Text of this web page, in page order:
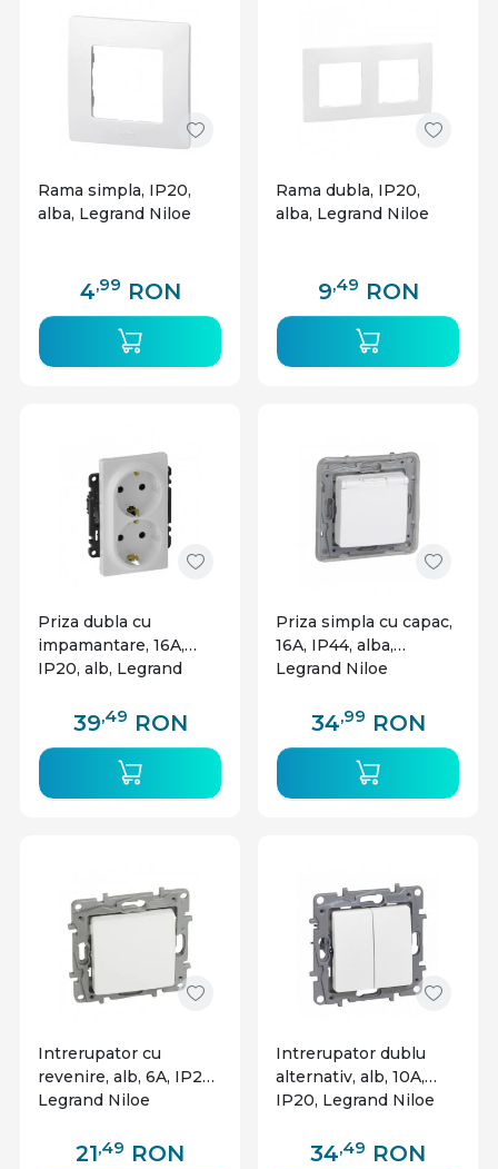
Rama simpla, IP20,
alba, Legrand Niloe
4,99 RON
Rama dubla, IP20,
alba, Legrand Niloe
9,49 RON
Priza dubla cu
impamantare, 16A,
IP20, alb, Legrand
39,49 RON
Priza simpla cu capac,
16A, IP44, alba,
Legrand Niloe
34,99 RON
Intrerupator cu
revenire, alb, 6A, IP20,
Legrand Niloe
21,49 RON
Intrerupator dublu
alternativ, alb, 10A,
IP20, Legrand Niloe
34,49 RON